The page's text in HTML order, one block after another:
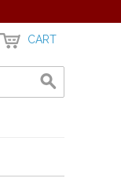
CART